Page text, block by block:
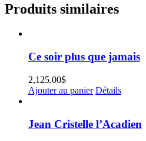
Produits similaires
Ce soir plus que jamais
2,125.00$
Ajouter au panier Détails
Jean Cristelle l’Acadien